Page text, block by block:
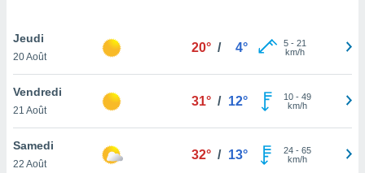
pas
de
à
cas,
Jeudi
20 Août
20° / 4° 5- 21
km/h
Vendredi
21 Août
31° / 12° 10- 49
km/h
Samedi
22 Août
32° / 13° 24- 65
km/h